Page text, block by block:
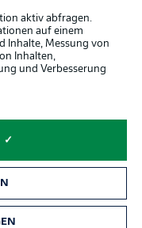
GmbH
aktiv abfragen.
auf einem
Inhalte, Messung von
Inhalten,
und Verbesserung